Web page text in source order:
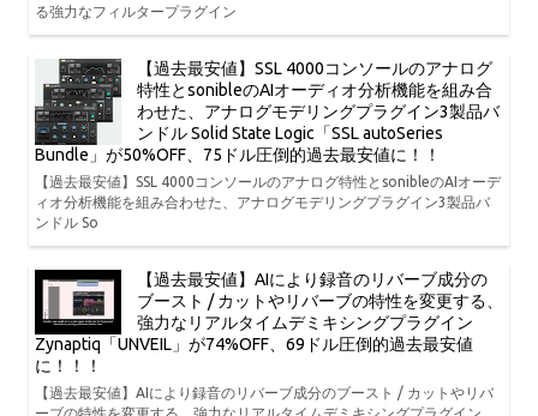
る強力なフィルタープラグイン
【過去最安値】SSL 4000コンソールのアナログ
特性とsonibleのAIオーディオ分析機能を組み合
わせた、アナログモデリングプラグイン3製品バ
ンドル Solid State Logic「SSL autoSeries
Bundle」が50%OFF、75ドル圧倒的過去最安値に！！
【過去最安値】SSL 4000コンソールのアナログ特性とsonibleのAIオーデ
ィオ分析機能を組み合わせた、アナログモデリングプラグイン3製品バ
ンドル So
【過去最安値】AIにより録音のリバーブ成分の
ブースト / カットやリバーブの特性を変更する、
強力なリアルタイムデミキシングプラグイン
Zynaptiq「UNVEIL」が74%OFF、69ドル圧倒的過去最安値
に！！！
【過去最安値】AIにより録音のリバーブ成分のブースト / カットやリバ